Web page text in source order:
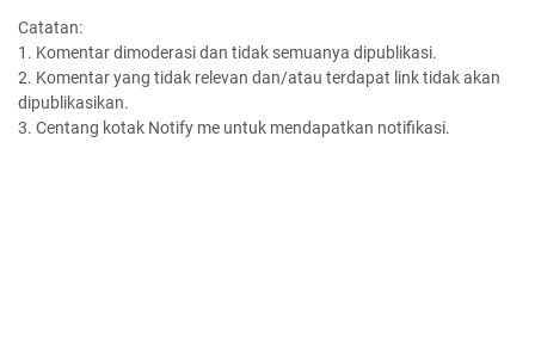
Catatan:
1. Komentar dimoderasi dan tidak semuanya dipublikasi.
2. Komentar yang tidak relevan dan/atau terdapat link tidak akan
dipublikasikan.
3. Centang kotak Notify me untuk mendapatkan notifikasi.